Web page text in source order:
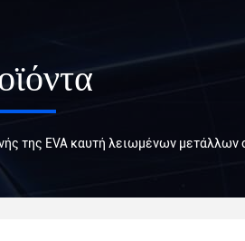
της EVA καυτή λειωμένων μετάλλων